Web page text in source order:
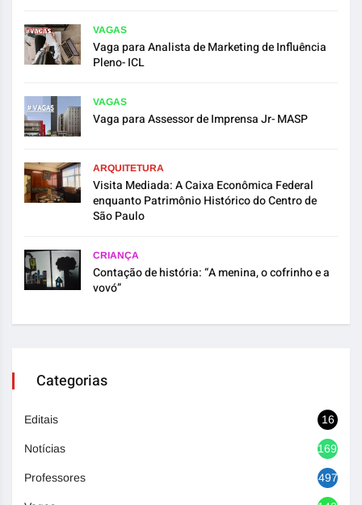
VAGAS
Vaga para Analista de Marketing de Influência
Pleno- ICL
VAGAS
Vaga para Assessor de Imprensa Jr- MASP
ARQUITETURA
Visita Mediada: A Caixa Econômica Federal
enquanto Patrimônio Histórico do Centro de
São Paulo
CRIANÇA
Contação de história: “A menina, o cofrinho e a
vovó”
Categorias
Editais 16
Notícias 1692
Professores 497